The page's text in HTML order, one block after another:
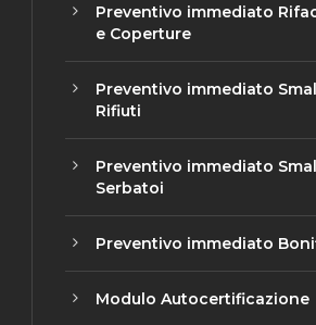
Preventivo immediato
e Coperture
Preventivo immediato
Rifiuti
Preventivo immediato
Serbatoi
Preventivo immediato
Modulo Autocertificazione